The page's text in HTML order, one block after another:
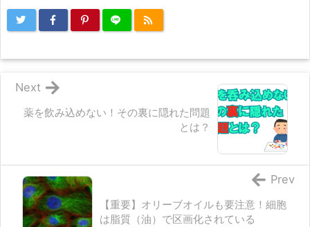
薬を飲み込めない！その裏に隠れた問題
とは？
Next
【重要】オリーブオイルも要注意！細胞
は脂質（油）で区画化されている
Prev